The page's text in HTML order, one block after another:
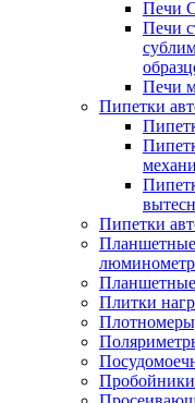
Печи
Печи
Печи
Пипетки
Пипетки
Плитки